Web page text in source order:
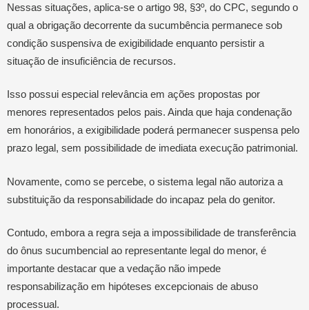
Nessas situações, aplica-se o artigo 98, §3º, do CPC, segundo o
qual a obrigação decorrente da sucumbência permanece sob
condição suspensiva de exigibilidade enquanto persistir a
situação de insuficiência de recursos.
Isso possui especial relevância em ações propostas por
menores representados pelos pais. Ainda que haja condenação
em honorários, a exigibilidade poderá permanecer suspensa pelo
prazo legal, sem possibilidade de imediata execução patrimonial.
Novamente, como se percebe, o sistema legal não autoriza a
substituição da responsabilidade do incapaz pela do genitor.
Contudo, embora a regra seja a impossibilidade de transferência
do ônus sucumbencial ao representante legal do menor, é
importante destacar que a vedação não impede
responsabilização em hipóteses excepcionais de abuso
processual.